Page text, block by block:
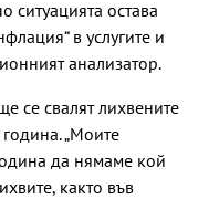
ситуацията остава
в услугите и
анализатор.
се свалят лихвените
„Моите
да нямаме кой
както във